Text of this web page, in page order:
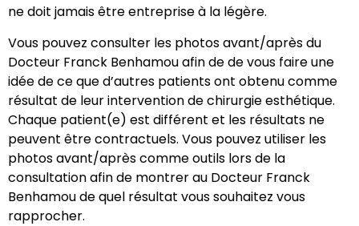
ne doit jamais être entreprise à la légère.
Vous pouvez consulter les photos avant/après du
Docteur Franck Benhamou afin de de vous faire une
idée de ce que d’autres patients ont obtenu comme
résultat de leur intervention de chirurgie esthétique.
Chaque patient(e) est différent et les résultats ne
peuvent être contractuels. Vous pouvez utiliser les
photos avant/après comme outils lors de la
consultation afin de montrer au Docteur Franck
Benhamou de quel résultat vous souhaitez vous
rapprocher.